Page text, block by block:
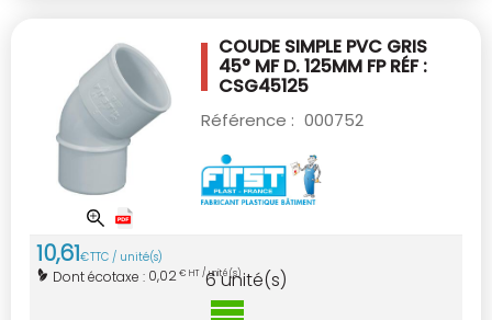
COUDE SIMPLE PVC GRIS
45° MF D. 125MM FP RÉF :
CSG45125
Référence : 000752
10,61€TTC / unité(s)
Dont écotaxe : 0,02€ HT / unité(s)
6unité(s)